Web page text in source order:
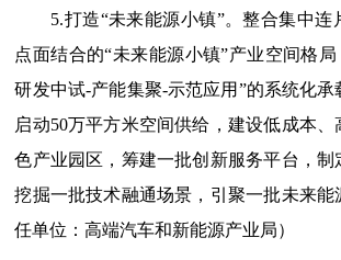
5.打造“未来能源小镇”。整合集中连
点面结合的“未来能源小镇”产业空间格
研发中试-产能集聚-示范应用”的系统化
启动50万平方米空间供给，建设低成本
色产业园区，筹建一批创新服务平台，制
挖掘一批技术融通场景，引聚一批未来能
任单位：高端汽车和新能源产业局）